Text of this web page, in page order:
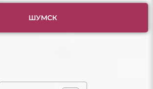
ШУМСК